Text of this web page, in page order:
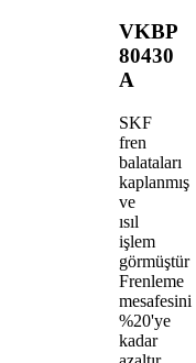
VKBP
80430
A
SKF
fren
balataları
kaplanmış
ve
ısıl
işlem
görmüştür
Frenleme
mesafesini
%20'ye
kadar